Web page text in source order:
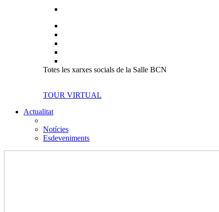
Totes les xarxes socials de la Salle BCN
TOUR VIRTUAL
Actualitat
Notícies
Esdeveniments